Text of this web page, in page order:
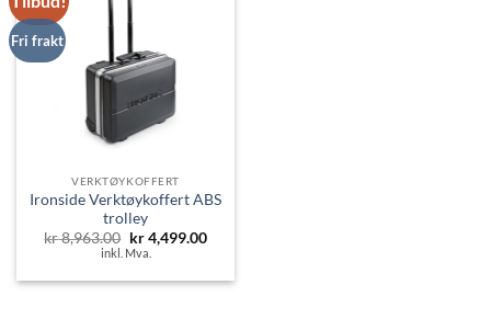
Fri frakt
VERKTØYKOFFERT
Ironside Verktøykoffert ABS
trolley
kr8,963.00 Opprinnelig
pris
kr 8,963.00.
kr4,499.00Nåværende
kr 4,499.00.
inkl. Mva.